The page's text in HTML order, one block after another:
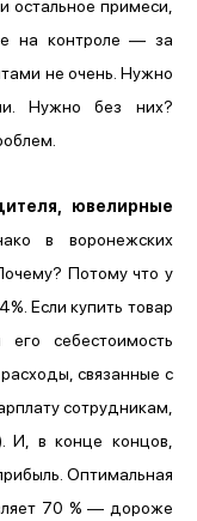
остальное примеси,
на контроле — за
не очень. Нужно
Нужно без них?
ювелирные
в воронежских
Потому что у
Если купить товар
себестоимость
связанные с
сотрудникам,
И, в конце концов,
Оптимальная
70 %— дороже